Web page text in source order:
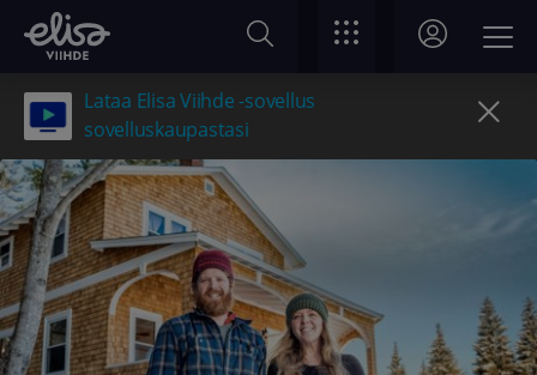
Lataa Elisa Viihde -sovellus
sovelluskaupastasi